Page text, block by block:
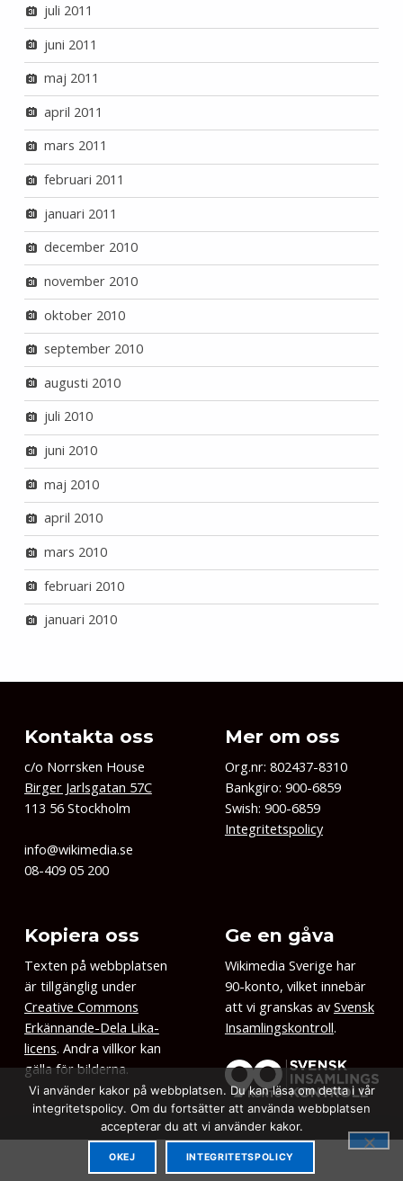
MENU
juli 2011
juni 2011
maj 2011
april 2011
mars 2011
februari 2011
januari 2011
december 2010
november 2010
oktober 2010
september 2010
augusti 2010
juli 2010
juni 2010
maj 2010
april 2010
mars 2010
februari 2010
januari 2010
Kontakta oss
c/o Norrsken House
Birger Jarlsgatan 57C
113 56 Stockholm
info@wikimedia.se
08-409 05 200
Mer om oss
Org.nr: 802437-8310
Bankgiro: 900-6859
Swish: 900-6859
Integritetspolicy
Kopiera oss
Texten på webbplatsen
är tillgänglig under
Creative Commons
Erkännande-Dela Lika-
licens. Andra villkor kan
gälla för bilderna.
Ge en gåva
Wikimedia Sverige har
90-konto, vilket innebär
att vi granskas av Svensk
Insamlingskontroll.
Vi använder kakor på webbplatsen. Du kan läsa om detta i vår
integritetspolicy. Om du fortsätter att använda webbplatsen
accepterar du att vi använder kakor.
OKEJ INTEGRITETSPOLICY